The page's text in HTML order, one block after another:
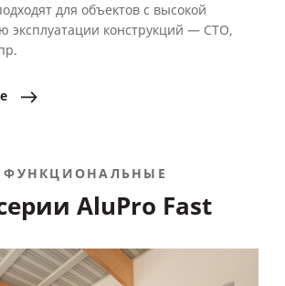
для объектов с высокой
эксплуатации конструкций — СТО,
AluPro Fast